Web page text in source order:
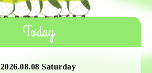
Today
2026.08.08 Saturday